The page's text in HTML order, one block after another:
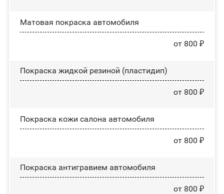
Матовая покраска автомобиля
от 800 ₽
Покраска жидкой резиной (пластидип)
от 800 ₽
Покраска кожи салона автомобиля
от 800 ₽
Покраска антигравием автомобиля
от 800 ₽